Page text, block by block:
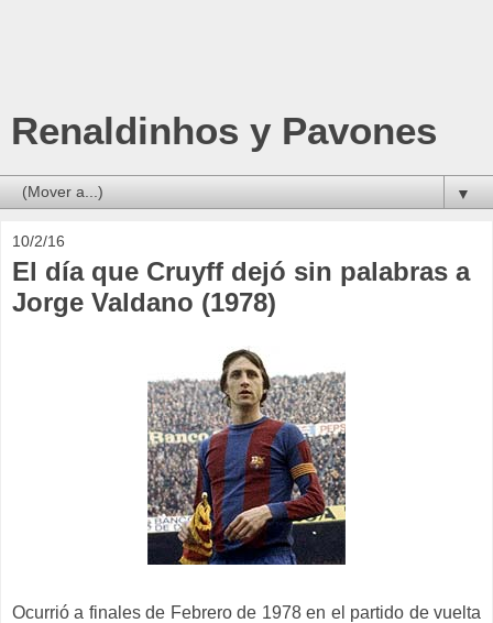
Renaldinhos y Pavones
▼
10/2/16
El día que Cruyff dejó sin palabras a
Jorge Valdano (1978)
Ocurrió a finales de Febrero de 1978 en el partido de vuelta